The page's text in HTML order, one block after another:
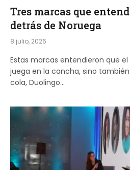
Tres marcas que
detrás de Noruega
8 julio, 2026
Estas marcas entendieron que
juega en la cancha, sino
cola, Duolingo…